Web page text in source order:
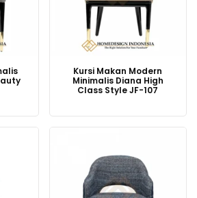
Kursi Makan Modern
Minimalis Diana High
Class Style JF-107